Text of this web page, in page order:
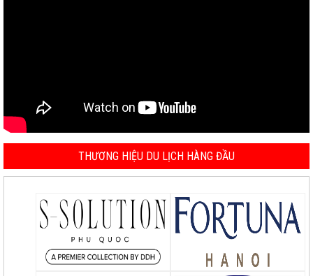
THƯƠNG HIỆU DU LỊCH HÀNG ĐẦU